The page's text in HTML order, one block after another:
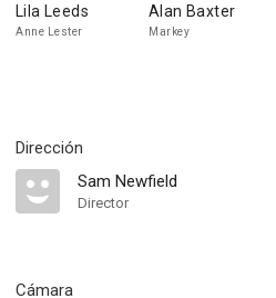
Lila Leeds
Anne Lester
Alan Baxter
Markey
Dirección
Sam Newfield
Director
Cámara